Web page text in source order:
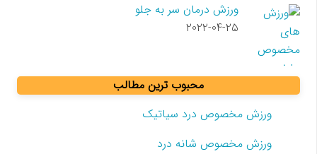
ورزش درمان سر به جلو
2022-04-25
محبوب ترین مطالب
ورزش مخصوص درد سیاتیک
ورزش مخصوص شانه درد